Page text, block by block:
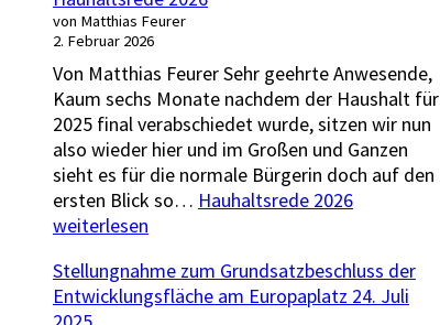
von Matthias Feurer
2. Februar 2026
Von Matthias Feurer Sehr geehrte Anwesende,
Kaum sechs Monate nachdem der Haushalt für
2025 final verabschiedet wurde, sitzen wir nun
also wieder hier und im Großen und Ganzen
sieht es für die normale Bürgerin doch auf den
ersten Blick so… Hauhaltsrede 2026
weiterlesen
Stellungnahme zum Grundsatzbeschluss der
Entwicklungsfläche am Europaplatz 24. Juli